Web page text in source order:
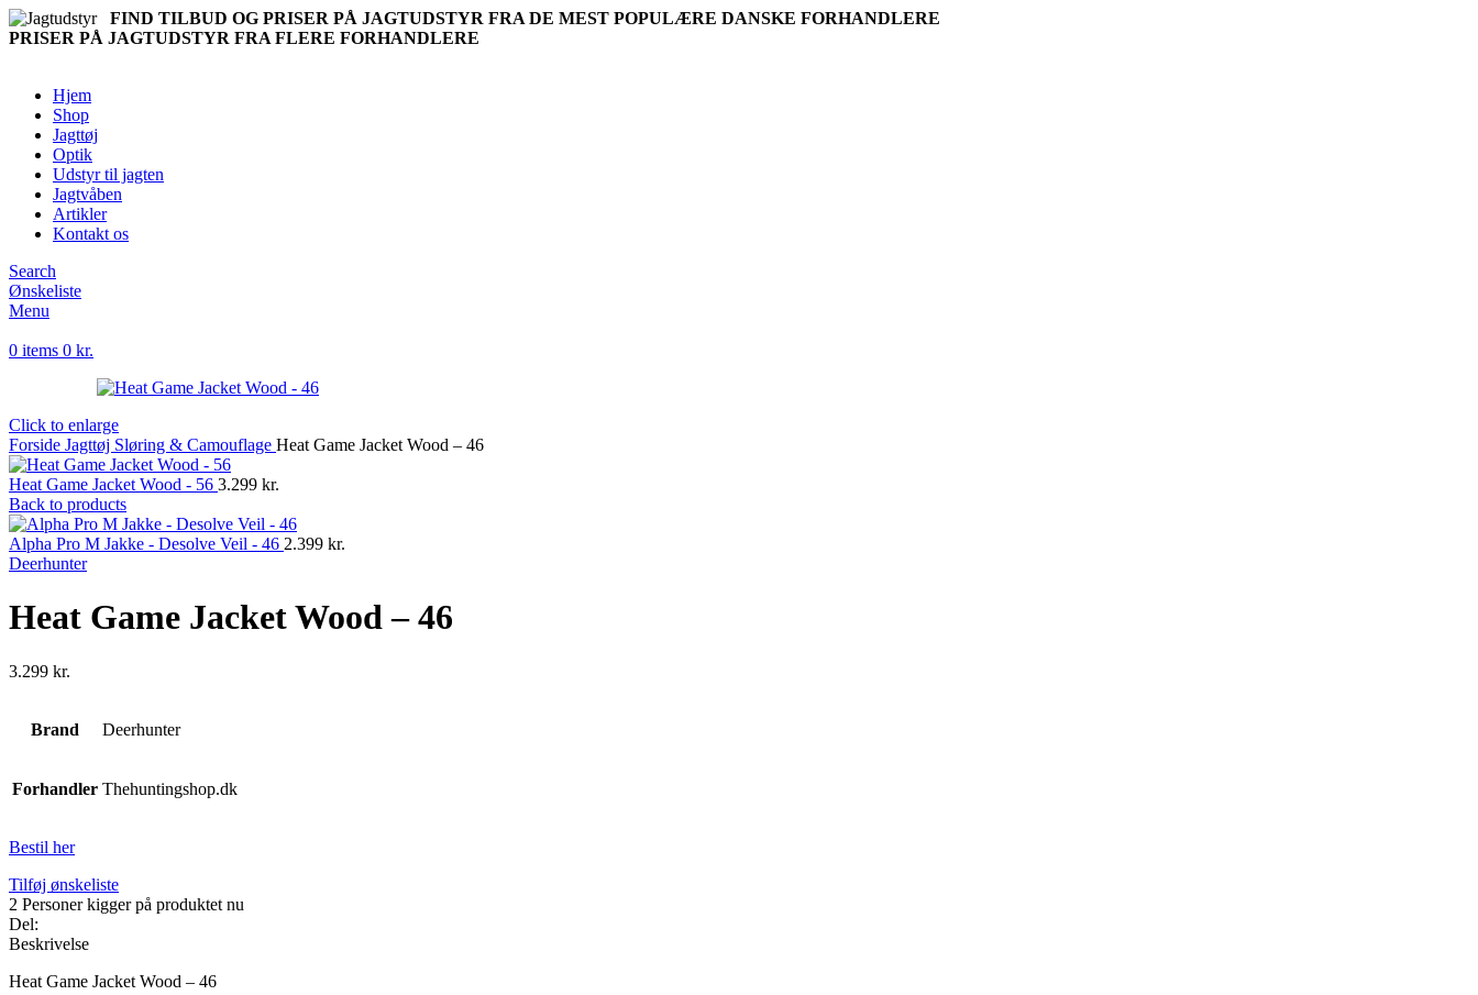
FIND TILBUD OG PRISER PÅ JAGTUDSTYR FRA DE MEST POPULÆRE DANSKE FORHANDLERE
PRISER PÅ JAGTUDSTYR FRA FLERE FORHANDLERE
Hjem
Shop
Jagttøj
Optik
Udstyr til jagten
Jagtvåben
Artikler
Kontakt os
Search
Ønskeliste
Menu
0 items 0 kr.
Click to enlarge
Forside Jagttøj Sløring & Camouflage Heat Game Jacket Wood – 46
Heat Game Jacket Wood - 56 3.299 kr.
Back to products
Alpha Pro M Jakke - Desolve Veil - 46 2.399 kr.
Deerhunter
Heat Game Jacket Wood – 46
3.299 kr.
Brand Deerhunter
Forhandler Thehuntingshop.dk
Bestil her
Tilføj ønskeliste
2 Personer kigger på produktet nu
Del:
Beskrivelse
Heat Game Jacket Wood – 46